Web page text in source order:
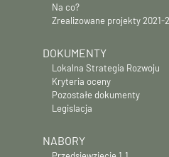
Na co?
Zrealizowane projekty 2021-
DOKUMENTY
Lokalna Strategia Rozwoju
Kryteria oceny
Pozostałe dokumenty
Legislacja
NABORY